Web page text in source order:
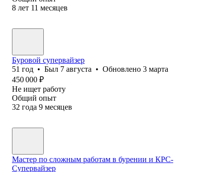
8 лет 11 месяцев
Буровой супервайзер
51 год • Был 7 августа • Обновлено 3 марта
450 000 ₽
Не ищет работу
Общий опыт
32 года 9 месяцев
Мастер по сложным работам в бурении и КРС-
Супервайзер